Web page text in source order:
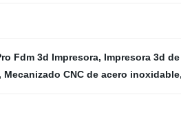
Fdm 3d Impresora, Impresora 3d
, Mecanizado CNC de acero inoxidable,